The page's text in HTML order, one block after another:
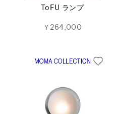
ToFU ランプ
￥264,000